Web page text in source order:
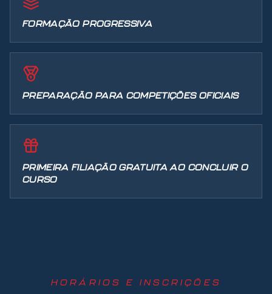
FORMAÇÃO PROGRESSIVA
PREPARAÇÃO PARA COMPETIÇÕES OFICIAIS
PRIMEIRA FILIAÇÃO GRATUITA AO CONCLUIR O
CURSO
HORÁRIOS E INSCRIÇÕES